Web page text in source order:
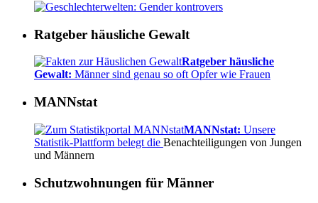
Ratgeber häusliche Gewalt
Ratgeber häusliche
Gewalt: Männer sind genau so oft Opfer wie Frauen
MANNstat
MANNstat: Unsere
Statistik-Plattform belegt die Benachteiligungen von Jungen
und Männern
Schutzwohnungen für Männer